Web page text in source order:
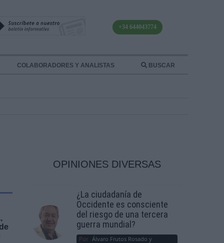
+34 644043774
COLABORADORES Y ANALISTAS BUSCAR
OPINIONES DIVERSAS
¿La ciudadanía de
Occidente es consciente
del riesgo de una tercera
guerra mundial?
Por Álvaro Frutos Rosado y